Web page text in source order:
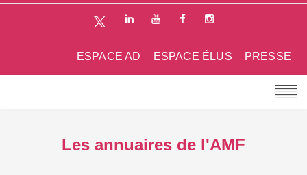
PRESSE
ESPACE ÉLUS
ESPACE AD
Les annuaires de l'AMF